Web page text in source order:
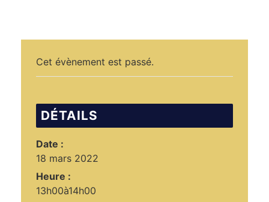
Cet évènement est passé.
DÉTAILS
Date :
18 mars 2022
Heure :
13h00à14h00